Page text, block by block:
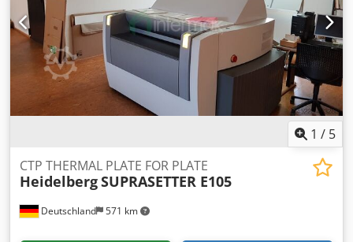
1 / 5
Deutschland 571 km
CTP THERMAL PLATE FOR PLATE
HeidelbergSUPRASETTER E105